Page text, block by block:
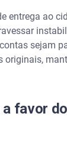
entrega ao
sejam
originais,
favor